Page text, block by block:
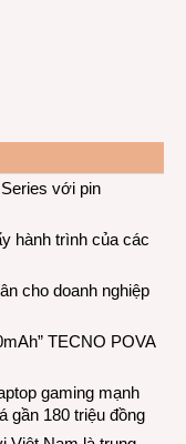
với pin
hành trình của các
cho doanh nghiệp
TECNO POVA
gaming mạnh
gần 180 triệu đồng